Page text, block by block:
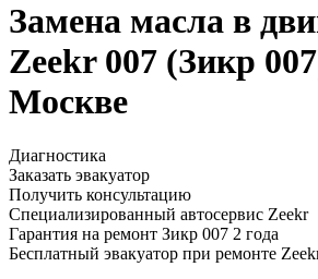
Замена масла в
Zeekr 007 (Зикр
Москве
Диагностика
Заказать эвакуатор
Получить консультацию
Специализированный автосервис Zeekr
Гарантия на ремонт Зикр 007 2 года
Бесплатный эвакуатор при ремонте